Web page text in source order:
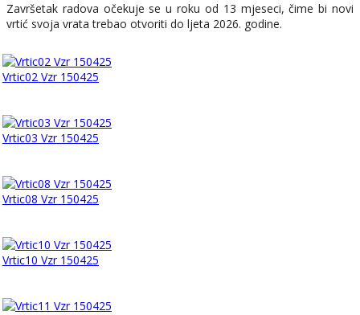
Završetak radova očekuje se u roku od 13 mjeseci, čime bi novi
vrtić svoja vrata trebao otvoriti do ljeta 2026. godine.
Vrtic02 Vzr 150425
Vrtic03 Vzr 150425
Vrtic08 Vzr 150425
Vrtic10 Vzr 150425